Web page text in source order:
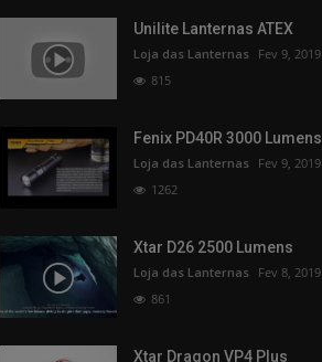
Unilite Lanternas ATEX
Loja das Lanternas Fev 9, 2019
815
Fenix PD40R 3000 Lumens
Loja das Lanternas Fev 9, 2019
1262
Xtar D26 2500 Lumens
Loja das Lanternas Fev 8, 2019
861
Xtar Dragon VP4 Plus